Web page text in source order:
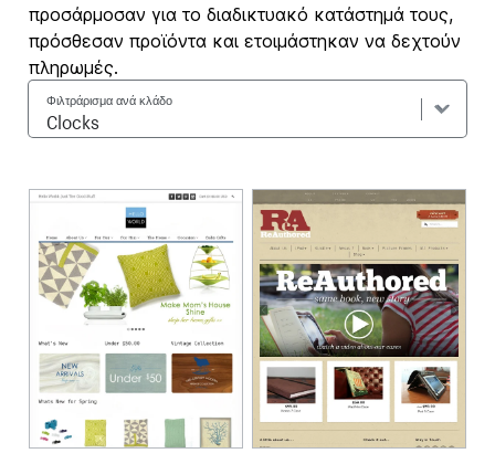
προσάρμοσαν για το διαδικτυακό κατάστημά τους,
πρόσθεσαν προϊόντα και ετοιμάστηκαν να δεχτούν
πληρωμές.
Φιλτράρισμα ανά κλάδο